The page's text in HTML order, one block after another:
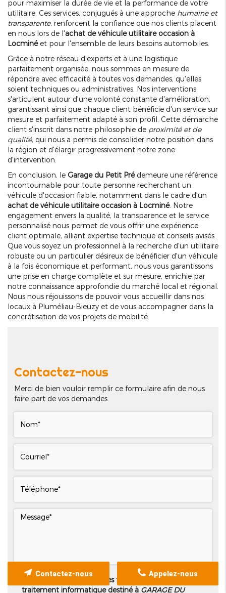
pour maximiser la durée de vie et la performance de votre
utilitaire. Ces services, conjugués à une approche humaine et
transparente, renforcent la confiance que nos clients placent
en nous lors de l'achat de véhicule utilitaire occasion à
Locminéet pour l'ensemble de leurs besoins automobiles.
Grâce à notre réseau d'experts et à une logistique
parfaitement organisée, nous sommes en mesure de
répondre avec efficacité à toutes vos demandes, qu'elles
soient techniques ou administratives. Nos interventions
s'articulent autour d'une volonté constante d'amélioration,
garantissant ainsi que chaque client bénéficie d'un service sur
mesure et parfaitement adapté à son profil. Cette démarche
client s'inscrit dans notre philosophie de proximité et de
qualité, qui nous a permis de consolider notre position dans
la région et d'élargir progressivement notre zone
d'intervention.
En conclusion, le Garage du Petit Prédemeure une référence
incontournable pour toute personne recherchant un
véhicule d'occasion fiable, notamment dans le cadre d'un
achat de véhicule utilitaire occasion à Locminé. Notre
engagement envers la qualité, la transparence et le service
personnalisé nous permet de vous offrir une expérience
client optimale, alliant expertise technique et conseils avisés.
Que vous soyez un professionnel à la recherche d'un utilitaire
robuste ou un particulier désireux de bénéficier d'un véhicule
à la fois économique et performant, nous vous garantissons
une prise en charge complète et sur mesure, enrichie par
notre connaissance approfondie du marché local et régional.
Nous nous réjouissons de pouvoir vous accueillir dans nos
locaux à Pluméliau-Bieuzy et de vous accompagner dans la
concrétisation de vos projets de mobilité.
Contactez-nous
Merci de bien vouloir remplir ce formulaire afin de nous
faire part de vos demandes.
Les informations recueillies font l’objet d’un
traitement informatique destiné àGARAGE DU
Appelez-nous
Contactez-nous